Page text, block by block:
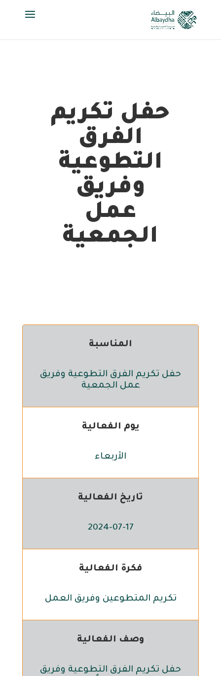
حفل تكريم
الفرق
التطوعية
وفريق
عمل
الجمعية
المناسبة
حفل تكريم الفرق التطوعية وفريق
عمل الجمعية
يوم الفعالية
الأربعاء
تاريخ الفعالية
2024-07-17
فكرة الفعالية
تكريم المتطوعين وفريق العمل
وصف الفعالية
حفل تكريم الفرق التطوعية وفريق